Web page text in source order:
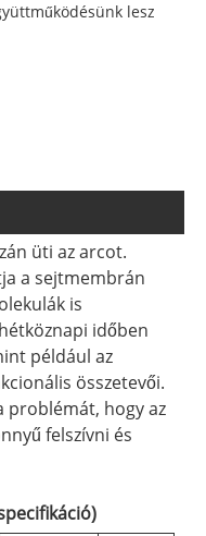
lesz
üti az arcot.
a sejtmembrán
is
időben
például az
összetevői.
problémát, hogy az
felszívni és